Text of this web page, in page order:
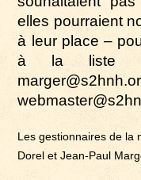
elles pourraient
à leur place ­–
à la liste
Les gestionnaires de la
Dorel et Jean-Paul